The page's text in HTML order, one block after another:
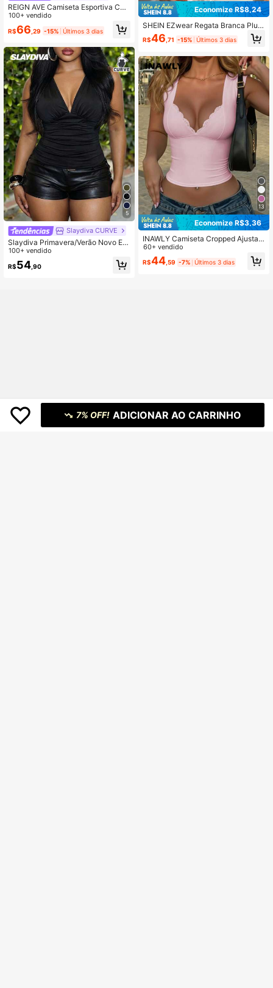
REIGN AVE Camiseta Esportiva Cas
ual com Zíper Frontal Elástica e Ma
nga Curta Cropped, Plus Size para
Mulheres, Primavera/Verão
100+ vendido
R$66 ,29 -15% Últimos 3 dias
5
Slaydiva CURVE
Slaydiva Primavera/Verão Novo Ele
gante Festa & Elegante Encontro N
oturno & Gala da Noite & Elegante T
rajeto & Festa de Dança & Passeio
100+ vendido
R$54 ,90
Economize R$8,24
SHEIN EZwear Regata Branca Plus
Size Feminina com Decote Halter e
Cintura Franzida
R$46 ,71 -15% Últimos 3 dias
13
Economize R$3,36
INAWLY Camiseta Cropped Ajustad
a com Renda
60+ vendido
R$44,59 -7% Últimos 3 dias
7% OFF! ADICIONAR AO CARRINHO